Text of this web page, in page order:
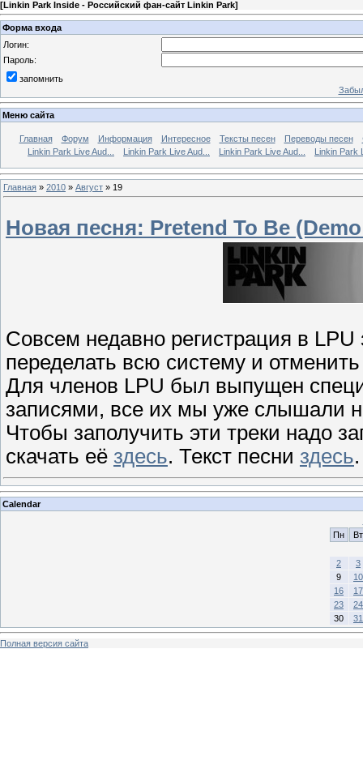
[Linkin Park Inside - Российский фан-сайт Linkin Park]
Форма входа
Логин:
Пароль:
запомнить
Меню сайта
Главная Форум Информация Интересное Тексты песен Переводы песен
Linkin Park Live Aud...
Linkin Park Live Aud... Linkin Park Live Aud... Linkin Park
Главная » 2010 » Август » 19
Новая песня: Pretend To Be
Совсем недавно регистрация в
переделать всю систему и
Для членов LPU был выпущен
записями, все их мы уже слышали
Чтобы заполучить эти треки надо
скачать её здесь. Текст песни здесь.
Calendar
Пн
Вт
2
3
9
10
16
17
23
24
30
31
Полная версия сайта